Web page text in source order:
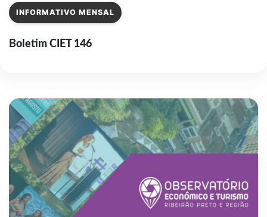
INFORMATIVO MENSAL
Boletim CIET 146